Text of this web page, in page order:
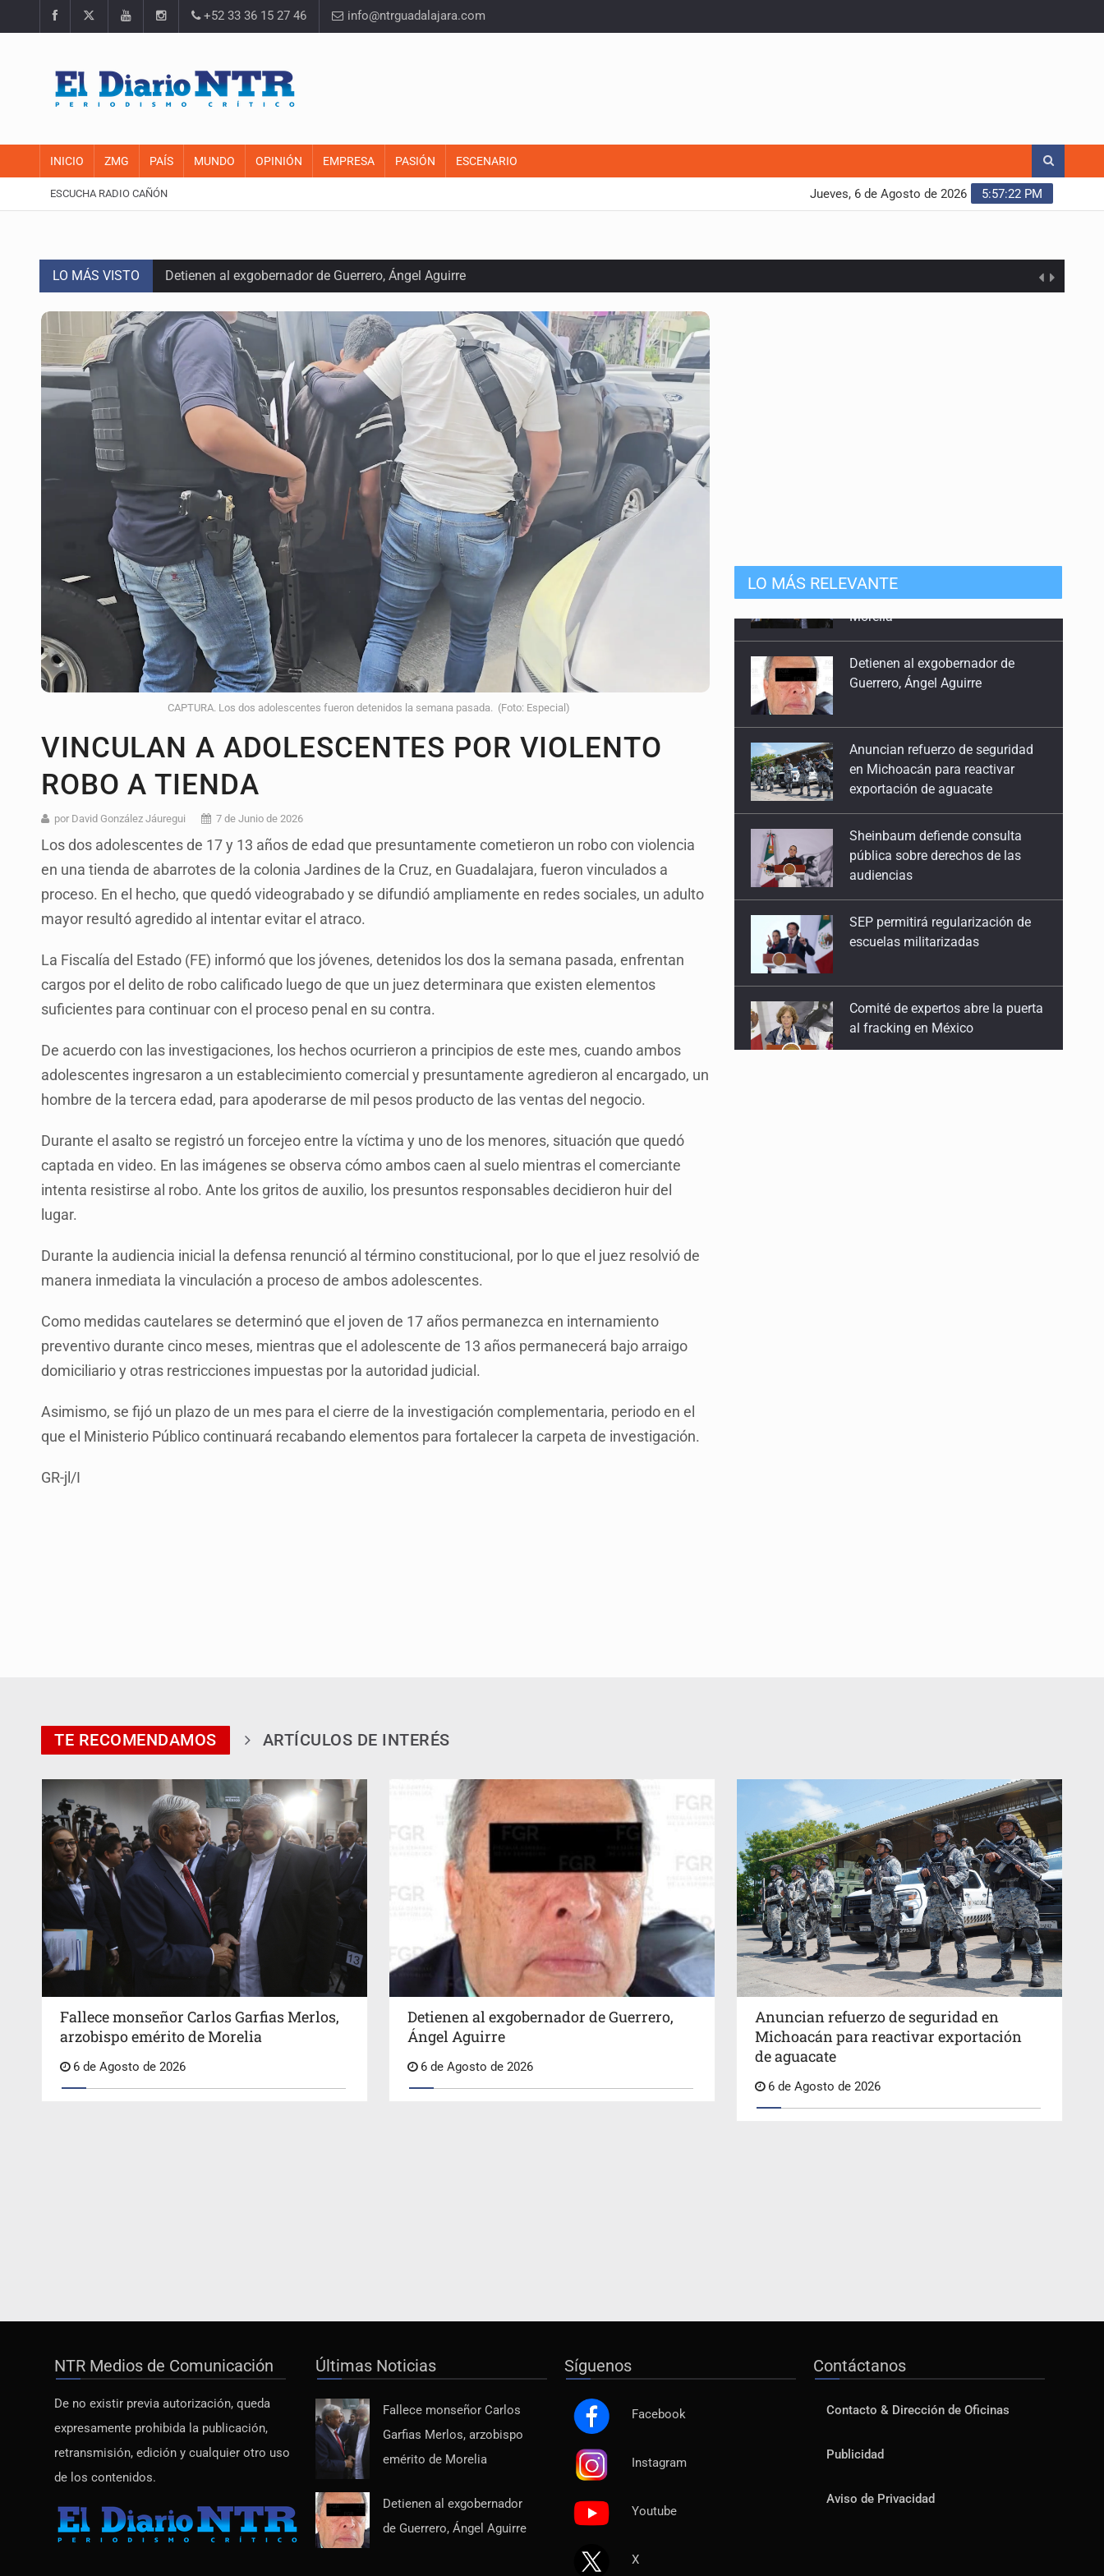
+52 33 36 15 27 46 info@ntrguadalajara.com
INICIO ZMG PAÍS MUNDO OPINIÓN EMPRESA PASIÓN ESCENARIO
ESCUCHA RADIO CAÑÓN 5:57:23 PM
Jueves, 6 de Agosto de 2026
LO MÁS VISTO Detienen al exgobernador de Guerrero, Ángel Aguirre
Anuncian refuerzo de seguridad en Michoacán para reactivar exportación de aguacate
Sheinbaum defiende consulta pública sobre derechos de las audiencias
SEP permitirá regularización de escuelas militarizadas
Comité de expertos abre la puerta al fracking en México
LA NASA confirma que restos de un cohete de SpaceX impactaron en la Luna
'Nadie nos va a extrañar' regresa con una segunda temporada
México golea a Panamá y se clasifica al Mundial sub 20
Casa Blanca niega desacuerdo entre Trump y Hegseth por falta de municiones
Fallece monseñor Carlos Garfias Merlos, arzobispo emérito de Morelia
CAPTURA. Los dos adolescentes fueron detenidos la semana pasada. (Foto: Especial)
VINCULAN A ADOLESCENTES POR VIOLENTO
ROBO A TIENDA
por David González Jáuregui 7 de Junio de 2026
Los dos adolescentes de 17 y 13 años de edad que presuntamente cometieron un robo con violencia
en una tienda de abarrotes de la colonia Jardines de la Cruz, en Guadalajara, fueron vinculados a
proceso. En el hecho, que quedó videograbado y se difundió ampliamente en redes sociales, un adulto
mayor resultó agredido al intentar evitar el atraco.
La Fiscalía del Estado (FE) informó que los jóvenes, detenidos los dos la semana pasada, enfrentan
cargos por el delito de robo calificado luego de que un juez determinara que existen elementos
suficientes para continuar con el proceso penal en su contra.
De acuerdo con las investigaciones, los hechos ocurrieron a principios de este mes, cuando ambos
adolescentes ingresaron a un establecimiento comercial y presuntamente agredieron al encargado, un
hombre de la tercera edad, para apoderarse de mil pesos producto de las ventas del negocio.
Durante el asalto se registró un forcejeo entre la víctima y uno de los menores, situación que quedó
captada en video. En las imágenes se observa cómo ambos caen al suelo mientras el comerciante
intenta resistirse al robo. Ante los gritos de auxilio, los presuntos responsables decidieron huir del
lugar.
Durante la audiencia inicial la defensa renunció al término constitucional, por lo que el juez resolvió de
manera inmediata la vinculación a proceso de ambos adolescentes.
Como medidas cautelares se determinó que el joven de 17 años permanezca en internamiento
preventivo durante cinco meses, mientras que el adolescente de 13 años permanecerá bajo arraigo
domiciliario y otras restricciones impuestas por la autoridad judicial.
Asimismo, se fijó un plazo de un mes para el cierre de la investigación complementaria, periodo en el
que el Ministerio Público continuará recabando elementos para fortalecer la carpeta de investigación.
GR-jl/I
LO MÁS RELEVANTE
Detienen al exgobernador de
Guerrero, Ángel Aguirre
Anuncian refuerzo de seguridad
en Michoacán para reactivar
exportación de aguacate
Sheinbaum defiende consulta
pública sobre derechos de las
audiencias
SEP permitirá regularización de
escuelas militarizadas
Comité de expertos abre la puerta
al fracking en México
TE RECOMENDAMOS ARTÍCULOS DE INTERÉS
Fallece monseñor Carlos Garfias Merlos,
arzobispo emérito de Morelia
6 de Agosto de 2026
Detienen al exgobernador de Guerrero,
Ángel Aguirre
6 de Agosto de 2026
Anuncian refuerzo de seguridad en
Michoacán para reactivar exportación
de aguacate
6 de Agosto de 2026
NTR Medios de Comunicación
De no existir previa autorización, queda
expresamente prohibida la publicación,
retransmisión, edición y cualquier otro uso
de los contenidos.
Últimas Noticias
Fallece monseñor Carlos
Garfias Merlos, arzobispo
emérito de Morelia
Detienen al exgobernador
de Guerrero, Ángel Aguirre
Síguenos
Facebook
Instagram
Youtube
X
Contáctanos
Contacto & Dirección de Oficinas
Publicidad
Aviso de Privacidad